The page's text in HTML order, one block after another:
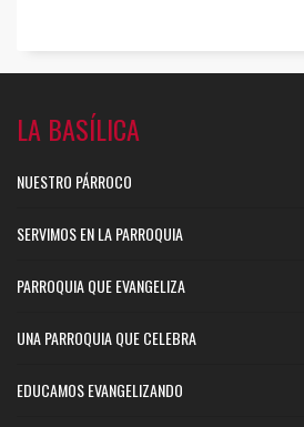
LA BASÍLICA
NUESTRO PÁRROCO
SERVIMOS EN LA PARROQUIA
PARROQUIA QUE EVANGELIZA
UNA PARROQUIA QUE CELEBRA
EDUCAMOS EVANGELIZANDO